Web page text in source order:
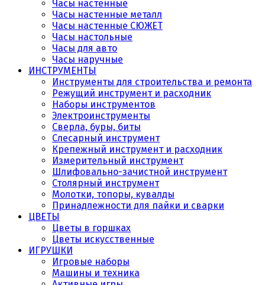
Часы настенные
Часы настенные металл
Часы настенные СЮЖЕТ
Часы настольные
Часы для авто
Часы наручные
ИНСТРУМЕНТЫ
Инструменты для строительства и ремонта
Режущий инструмент и расходник
Наборы инструментов
Электроинструменты
Сверла, буры, биты
Слесарный инструмент
Крепежный инструмент и расходник
Измерительный инструмент
Шлифовально-зачистной инструмент
Столярный инструмент
Молотки, топоры, кувалды
Принадлежности для пайки и сварки
ЦВЕТЫ
Цветы в горшках
Цветы искусственные
ИГРУШКИ
Игровые наборы
Машины и техника